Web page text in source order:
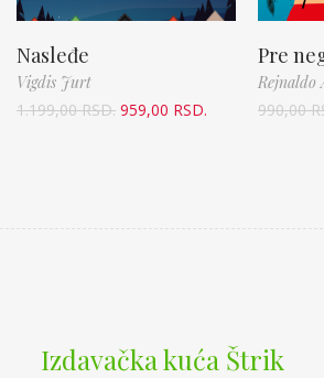
Nasleđe
Vigdis Jurt
1.199,00RSD. 959,00 RSD.
Pre
Rejnaldo
990,00
Izdavačka kuća Štrik